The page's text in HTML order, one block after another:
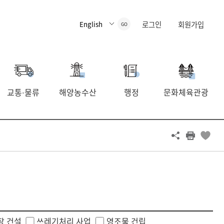
GO 로그인 회원가입
교통·물류 해양농수산 행정 문화체육관광
건설 쓰레기처리 사업 영조물 건립